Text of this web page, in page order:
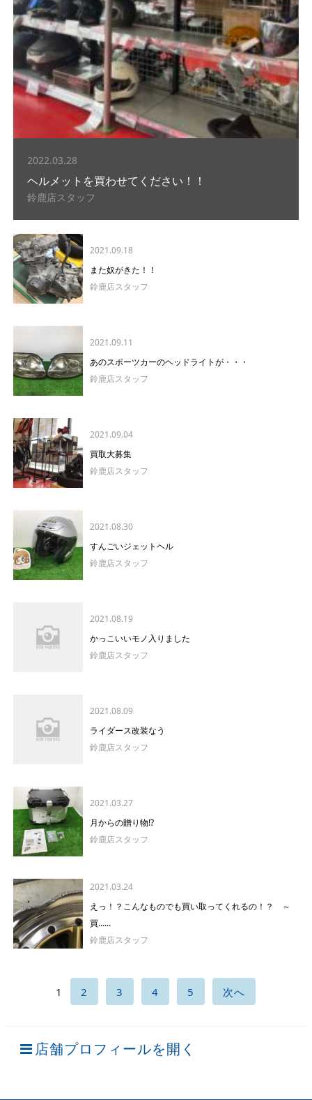
2022.03.28
ヘルメットを買わせてください！！
鈴鹿店スタッフ
2021.09.18
また奴がきた！！
鈴鹿店スタッフ
2021.09.11
あのスポーツカーのヘッドライトが・・・
鈴鹿店スタッフ
2021.09.04
買取大募集
鈴鹿店スタッフ
2021.08.30
すんごいジェットヘル
鈴鹿店スタッフ
2021.08.19
かっこいいモノ入りました
鈴鹿店スタッフ
2021.08.09
ライダース改装なう
鈴鹿店スタッフ
2021.03.27
月からの贈り物!?
鈴鹿店スタッフ
2021.03.24
えっ！？こんなものでも買い取ってくれるの！？ ～
買......
鈴鹿店スタッフ
1 2 3 4 5 次へ
店舗プロフィールを開く